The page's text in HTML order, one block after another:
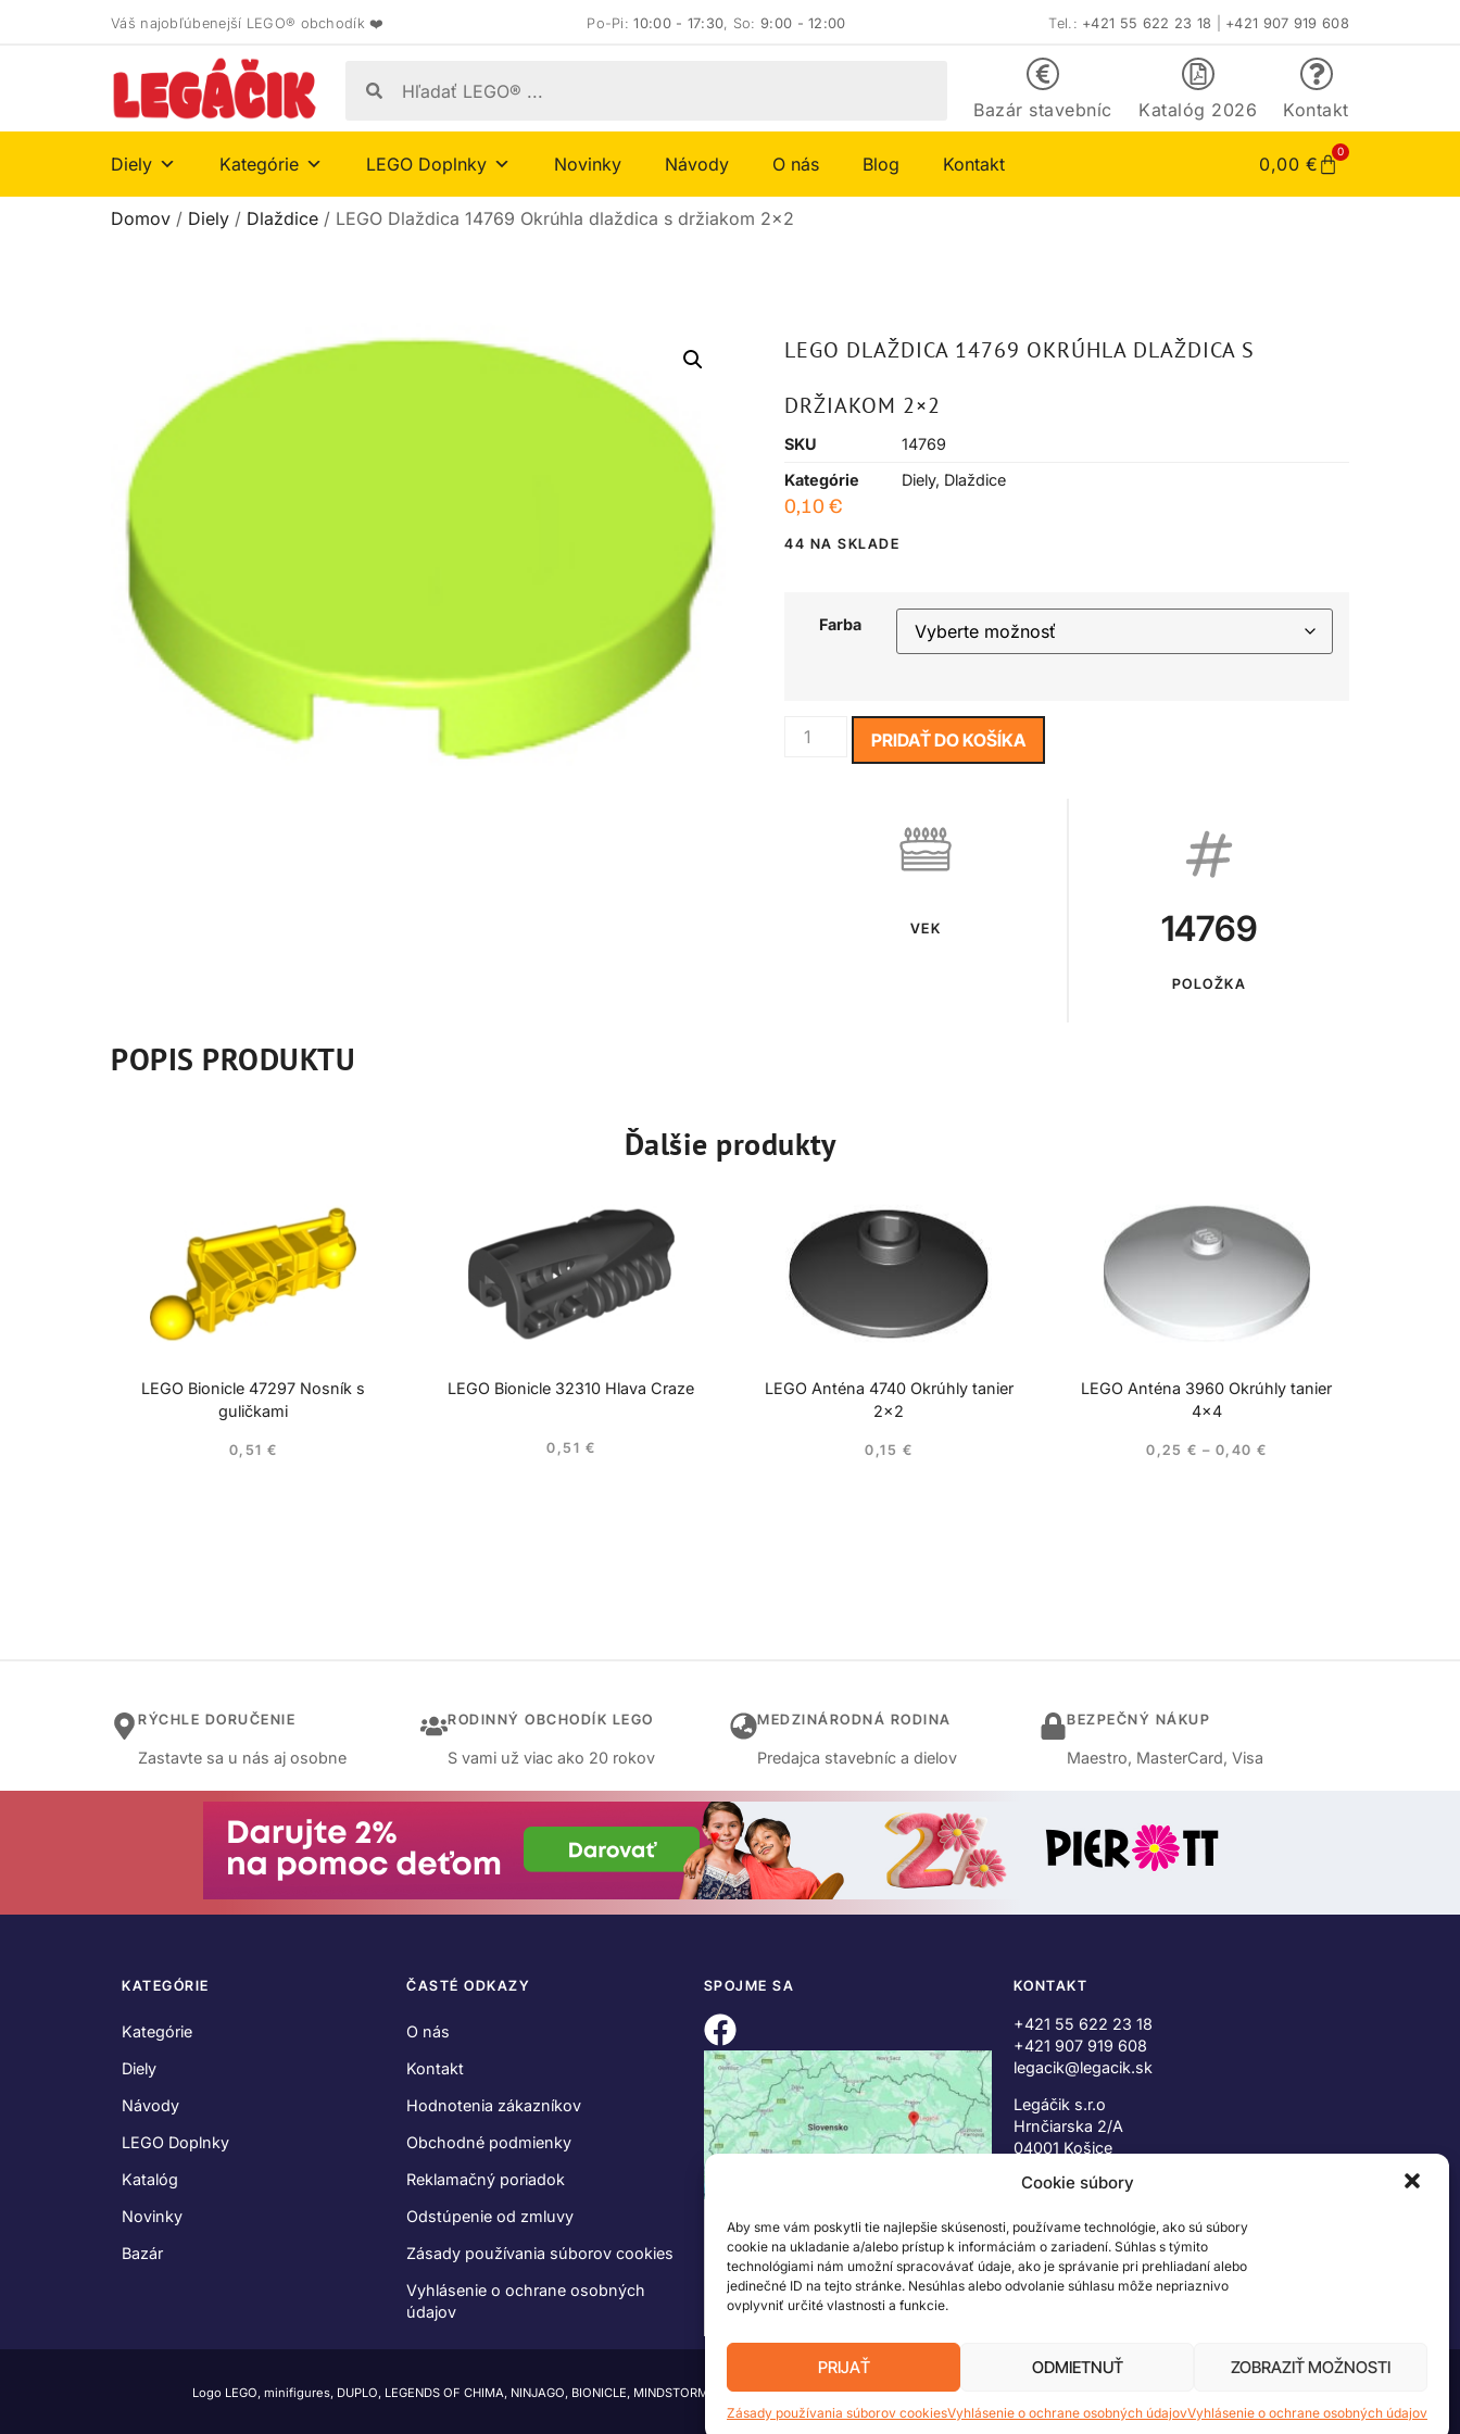
Cookie súbory
Aby sme vám poskytli tie najlepšie skúsenosti, používame technológie, ako sú súbory
cookie na ukladanie a/alebo prístup k informáciám o zariadení. Súhlas s týmito
technológiami nám umožní spracovávať údaje, ako je správanie pri prehliadaní alebo
jedinečné ID na tejto stránke. Nesúhlas alebo odvolanie súhlasu môže nepriaznivo
ovplyvniť určité vlastnosti a funkcie.
PRIJAŤ ODMIETNUŤ ZOBRAZIŤ MOŽNOSTI
Zásady používania súborov cookiesVyhlásenie o ochrane osobných údajovVyhlásenie o ochrane osobných údajov
Váš najobľúbenejší LEGO® obchodík ❤️ Po-Pi:10:00 - 17:30, So:9:00 - 12:00 Tel.: +421 55 622 23 18 +421 907 919 608
Bazár stavebníc Katalóg 2026 Kontakt
Diely Kategórie LEGO Doplnky Novinky Návody O nás Blog Kontakt 0,00 €
0
Domov / Diely / Dlaždice / LEGO Dlaždica 14769 Okrúhla dlaždica s držiakom 2×2
LEGO DLAŽDICA 14769 OKRÚHLA DLAŽDICA S
DRŽIAKOM 2×2
SKU
14769
Kategórie
Diely, Dlaždice
0,10 €
44 NA SKLADE
Farba
PRIDAŤ DO KOŠÍKA
VEK 14769
POLOŽKA
POPIS PRODUKTU
Ďalšie produkty
LEGO Bionicle 47297 Nosník s
guličkami
0,51€
LEGO Bionicle 32310 Hlava Craze
0,51 €
LEGO Anténa 4740 Okrúhly tanier
2×2
0,15 €
LEGO Anténa 3960 Okrúhly tanier
4×4
0,25 € – 0,40 €
RÝCHLE DORUČENIE
Zastavte sa u nás aj osobne
RODINNÝ OBCHODÍK LEGO
S vami už viac ako 20 rokov
MEDZINÁRODNÁ RODINA
Predajca stavebníc a dielov
BEZPEČNÝ NÁKUP
Maestro, MasterCard, Visa
KATEGÓRIE
Kategórie
Diely
Návody
LEGO Doplnky
Katalóg
Novinky
Bazár
ČASTÉ ODKAZY
O nás
Kontakt
Hodnotenia zákazníkov
Obchodné podmienky
Reklamačný poriadok
Odstúpenie od zmluvy
Zásady používania súborov cookies
Vyhlásenie o ochrane osobných
údajov
SPOJME SA KONTAKT
+421 55 622 23 18
+421 907 919 608
legacik@legacik.sk
Legáčik s.r.o
Hrnčiarska 2/A
04001 Košice
IČ DPH: SK2023978330
Logo LEGO, minifigures, DUPLO, LEGENDS OF CHIMA, NINJAGO, BIONICLE, MINDSTORMS a MIXELS sú ochranné známky LEGO Group. ©2026 The LEGO Group. Všetky práva vyhradené